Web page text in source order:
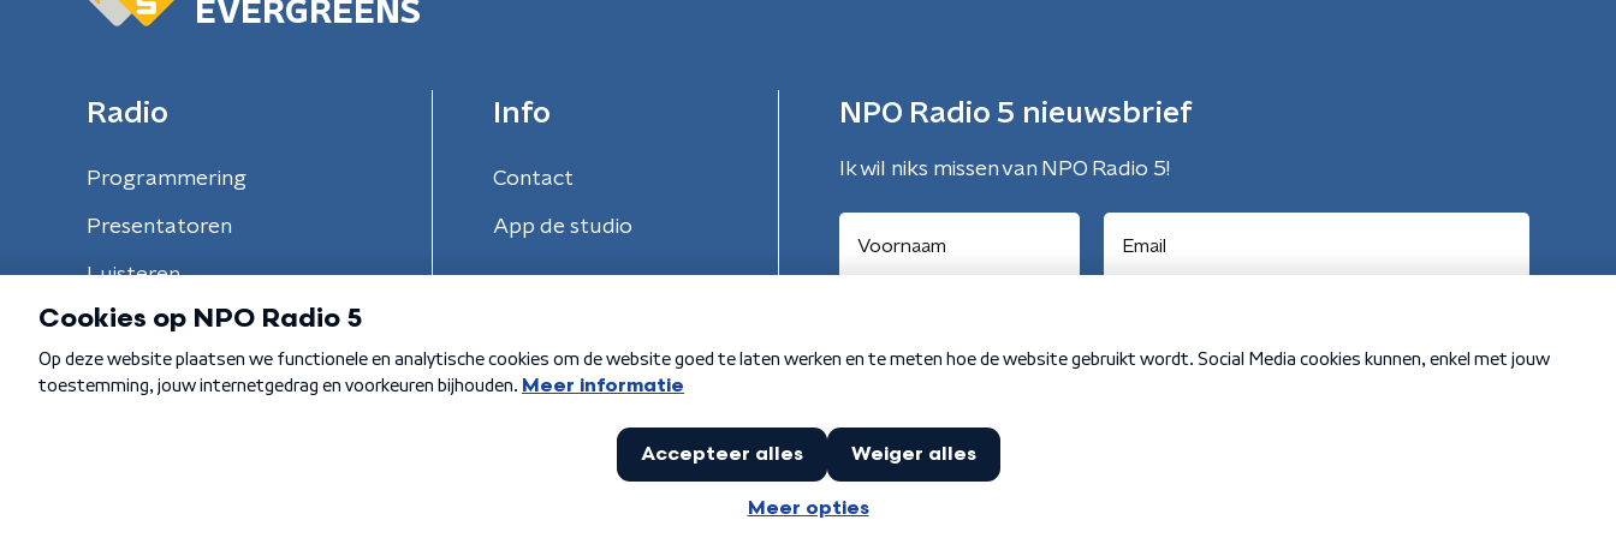
EVERGREENS
Radio
Programmering
Presentatoren
Luisteren
Info
Contact
App de studio
NPO Radio 5 nieuwsbrief
Ik wil niks missen van NPO Radio 5!
Algemene voorwaarden Privacybeleid